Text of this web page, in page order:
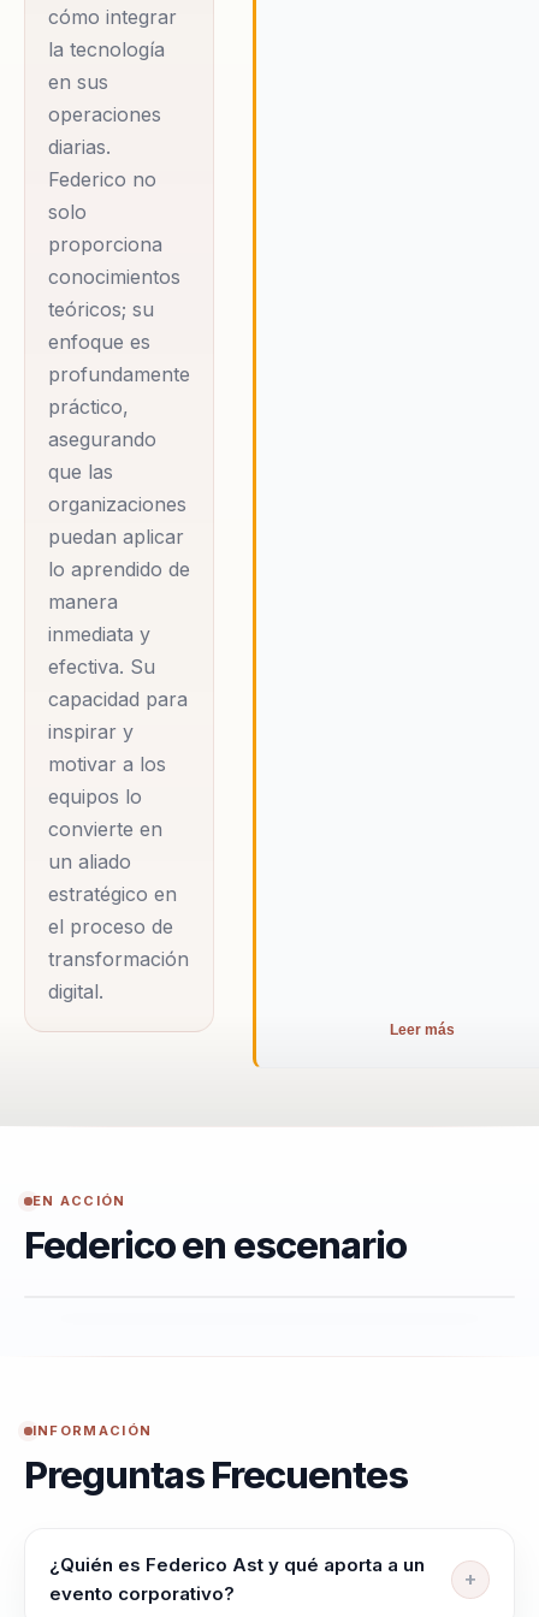
cómo integrar
la tecnología
en sus
operaciones
diarias.
Federico no
solo
proporciona
conocimientos
teóricos; su
enfoque es
profundamente
práctico,
asegurando
que las
organizaciones
puedan aplicar
lo aprendido de
manera
inmediata y
efectiva. Su
capacidad para
inspirar y
motivar a los
equipos lo
convierte en
un aliado
estratégico en
el proceso de
transformación
digital.
Leer más
EN ACCIÓN
Federico en escenario
INFORMACIÓN
Preguntas Frecuentes
¿Quién es Federico Ast y qué aporta a un
evento corporativo?